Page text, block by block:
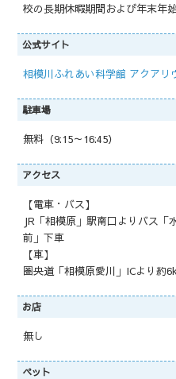
校の長期休暇期間および年末年
公式サイト
相模川ふれあい科学館 アクアリ
駐車場
無料（9:15～16:45）
アクセス
【電車・バス】
JR「相模原」駅南口よりバス「
前」下車
【車】
圏央道「相模原愛川」ICより約
お店
無し
ペット